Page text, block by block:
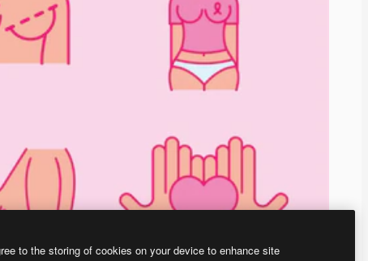
to the storing of cookies on your device to enhance site